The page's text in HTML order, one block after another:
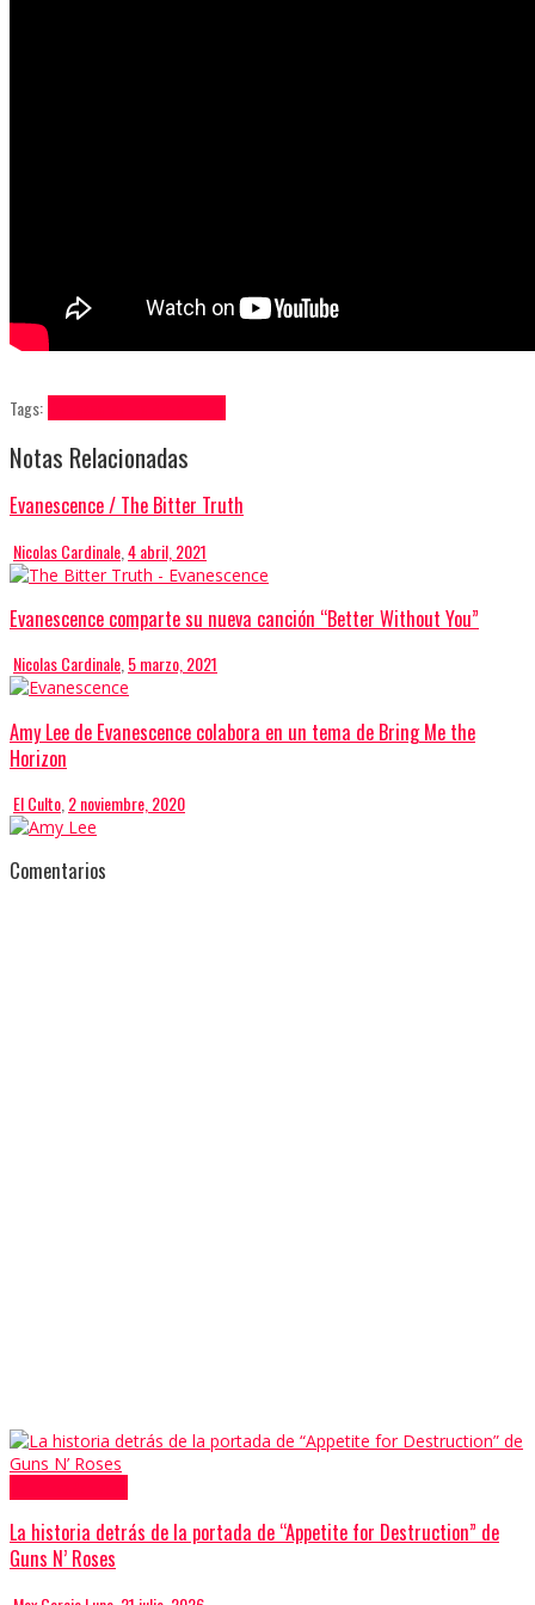
Tags:
Notas Relacionadas
Evanescence / The Bitter Truth
Nicolas Cardinale 4 abril, 2021
Evanescence comparte su nueva canción “Better Without You”
Nicolas Cardinale,5 marzo, 2021
Amy Lee de Evanescence colabora en un tema de Bring Me the
Horizon
El Culto 2 noviembre, 2020
Comentarios
La historia detrás de la portada de “Appetite for Destruction” de
Guns N’ Roses